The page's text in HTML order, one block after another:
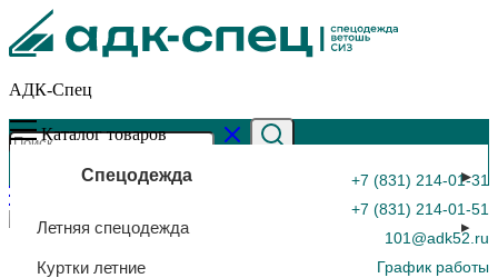
АДК-Спец
+7 (831) 214-01-31
+7 (831) 214-01-51
101@adk52.ru
График работы
Каталог товаров
Спецодежда
Летняя спецодежда
Куртки летние